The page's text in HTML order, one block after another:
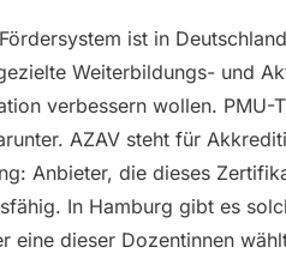
ist in
Weiterbildungs- und
verbessern wollen.
AZAV steht für
Anbieter, die dieses
In Hamburg gibt es
eine dieser Dozentinnen